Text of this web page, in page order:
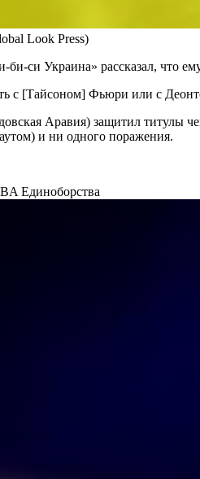
Look Press)
си Украина» рассказал, что
с [Тайсоном] Фьюри или с
Аравия) защитил
и ни одного поражения.
Единоборства